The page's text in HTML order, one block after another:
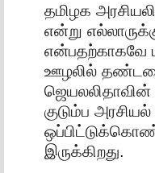
தமிழக
என்று
என்பதற்காகவே
ஊழலில்
குடும்ப
இருக்கிறது.